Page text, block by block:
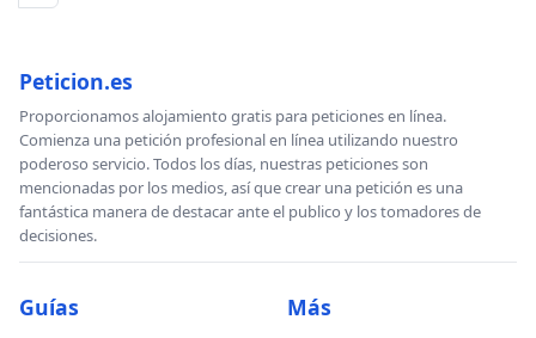
Peticion.es
Proporcionamos alojamiento gratis para peticiones en línea.
Comienza una petición profesional en línea utilizando nuestro
poderoso servicio. Todos los días, nuestras peticiones son
mencionadas por los medios, así que crear una petición es una
fantástica manera de destacar ante el publico y los tomadores de
decisiones.
Guías Más